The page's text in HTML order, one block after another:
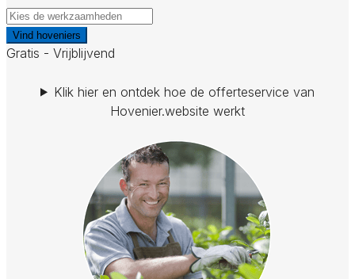
Vind hoveniers
Gratis - Vrijblijvend
Klik hier en ontdek hoe de offerteservice van
Hovenier.website werkt